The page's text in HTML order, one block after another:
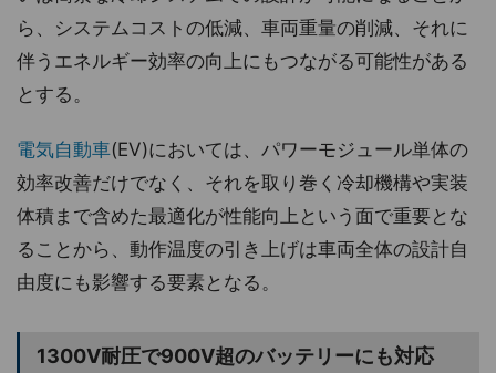
ら、システムコストの低減、車両重量の削減、それに
伴うエネルギー効率の向上にもつながる可能性がある
とする。
電気自動車(EV)においては、パワーモジュール単体の
効率改善だけでなく、それを取り巻く冷却機構や実装
体積まで含めた最適化が性能向上という面で重要とな
ることから、動作温度の引き上げは車両全体の設計自
由度にも影響する要素となる。
1300V耐圧で900V超のバッテリーにも対応